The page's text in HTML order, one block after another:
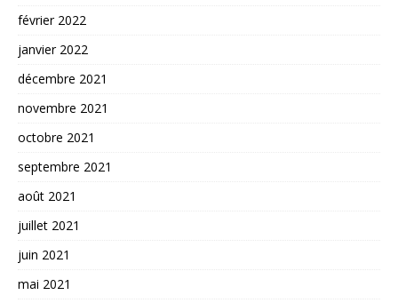
février 2022
janvier 2022
décembre 2021
novembre 2021
octobre 2021
septembre 2021
août 2021
juillet 2021
juin 2021
mai 2021